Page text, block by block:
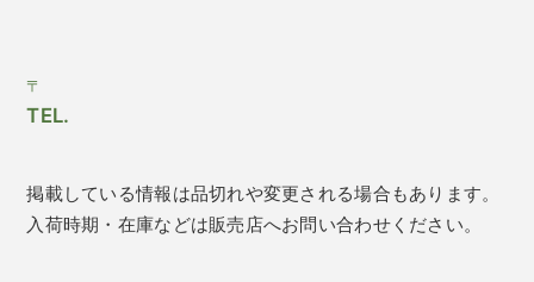
〒
TEL.
掲載している情報は品切れや変更される場合もあります。
入荷時期・在庫などは販売店へお問い合わせください。